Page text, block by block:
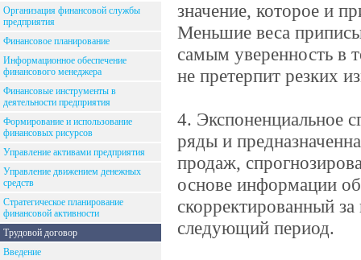
Организация финансовой службы
предприятия
Финансовое планирование
Информационное обеспечение
финансового менеджера
Финансовые инструменты в
деятельности предприятия
Формирование и использование
финансовых рисурсов
Управление активами предприятия
Управление движением денежных
средств
Стратегическое планирование
финансовой активности
Трудовой договор
Введение
значение, которое и
Меньшие веса
самым уверенность в
не претерпит резких
4. Экспоненциальное
ряды и
продаж,
основе информации
скорректированный
следующий период.